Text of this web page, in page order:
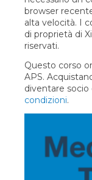
browser
alta velocità. I
di proprietà di
riservati.
Questo corso
APS.
diventare socio
condizioni.